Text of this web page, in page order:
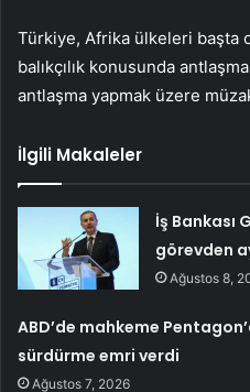
Türkiye, Afrika ülkeleri başta
balıkçılık konusunda
antlaşma yapmak üzere
İlgili Makaleler
İş Bankası
görevden
Ağustos 8,
ABD’de mahkeme
sürdürme emri verdi
Ağustos 7, 2026